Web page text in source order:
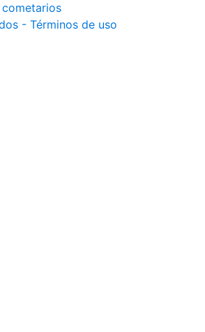
- Términos de uso